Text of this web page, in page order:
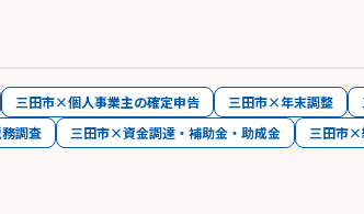
三田市×個人事業主の確定申告 三田市×年末調整
調査 三田市×資金調達・補助金・助成金 三田市×